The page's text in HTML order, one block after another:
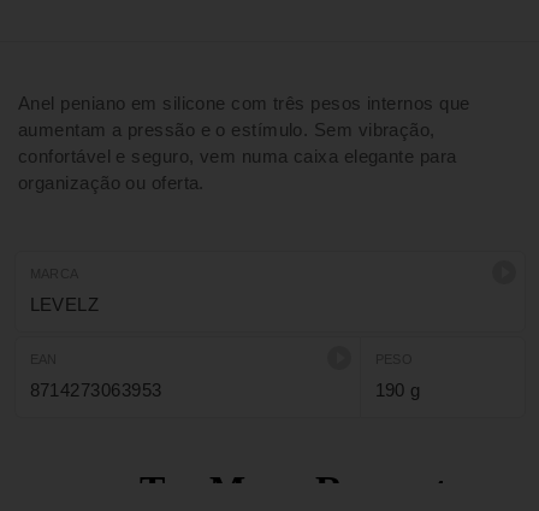
Anel peniano em silicone com três pesos internos que
aumentam a pressão e o estímulo. Sem vibração,
confortável e seguro, vem numa caixa elegante para
organização ou oferta.
LEVELZ
8714273063953 190 g